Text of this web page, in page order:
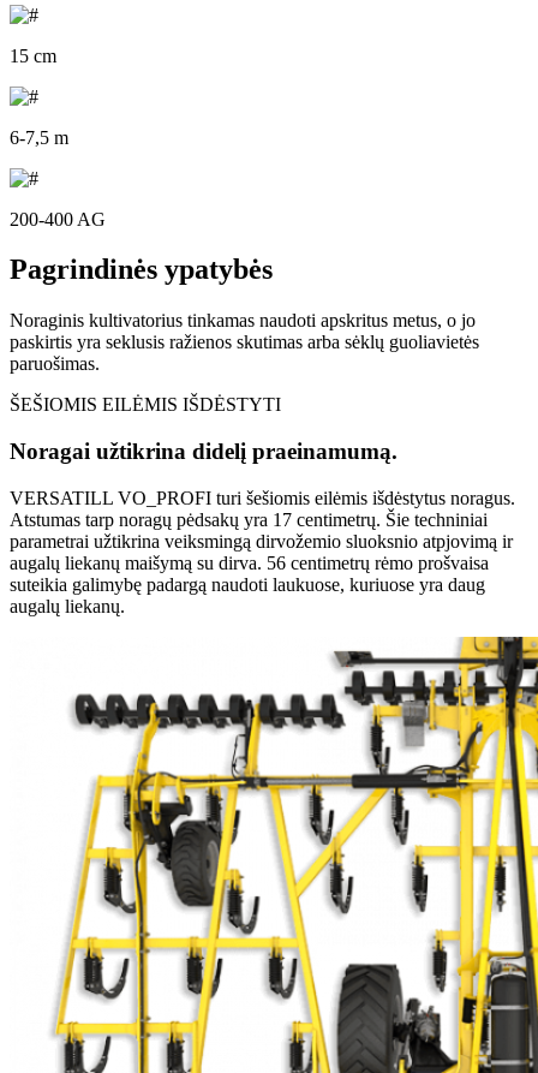
15 cm
6-7,5 m
200-400 AG
Pagrindinės ypatybės
Noraginis kultivatorius tinkamas naudoti apskritus metus, o jo
paskirtis yra seklusis ražienos skutimas arba sėklų guoliavietės
paruošimas.
ŠEŠIOMIS EILĖMIS IŠDĖSTYTI
Noragai užtikrina didelį praeinamumą.
VERSATILL VO_PROFI turi šešiomis eilėmis išdėstytus noragus.
Atstumas tarp noragų pėdsakų yra 17 centimetrų. Šie techniniai
parametrai užtikrina veiksmingą dirvožemio sluoksnio atpjovimą ir
augalų liekanų maišymą su dirva. 56 centimetrų rėmo prošvaisa
suteikia galimybę padargą naudoti laukuose, kuriuose yra daug
augalų liekanų.